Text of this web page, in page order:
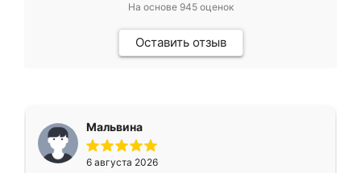
На основе 945оценок
Оставить отзыв
Мальвина
6 августа 2026